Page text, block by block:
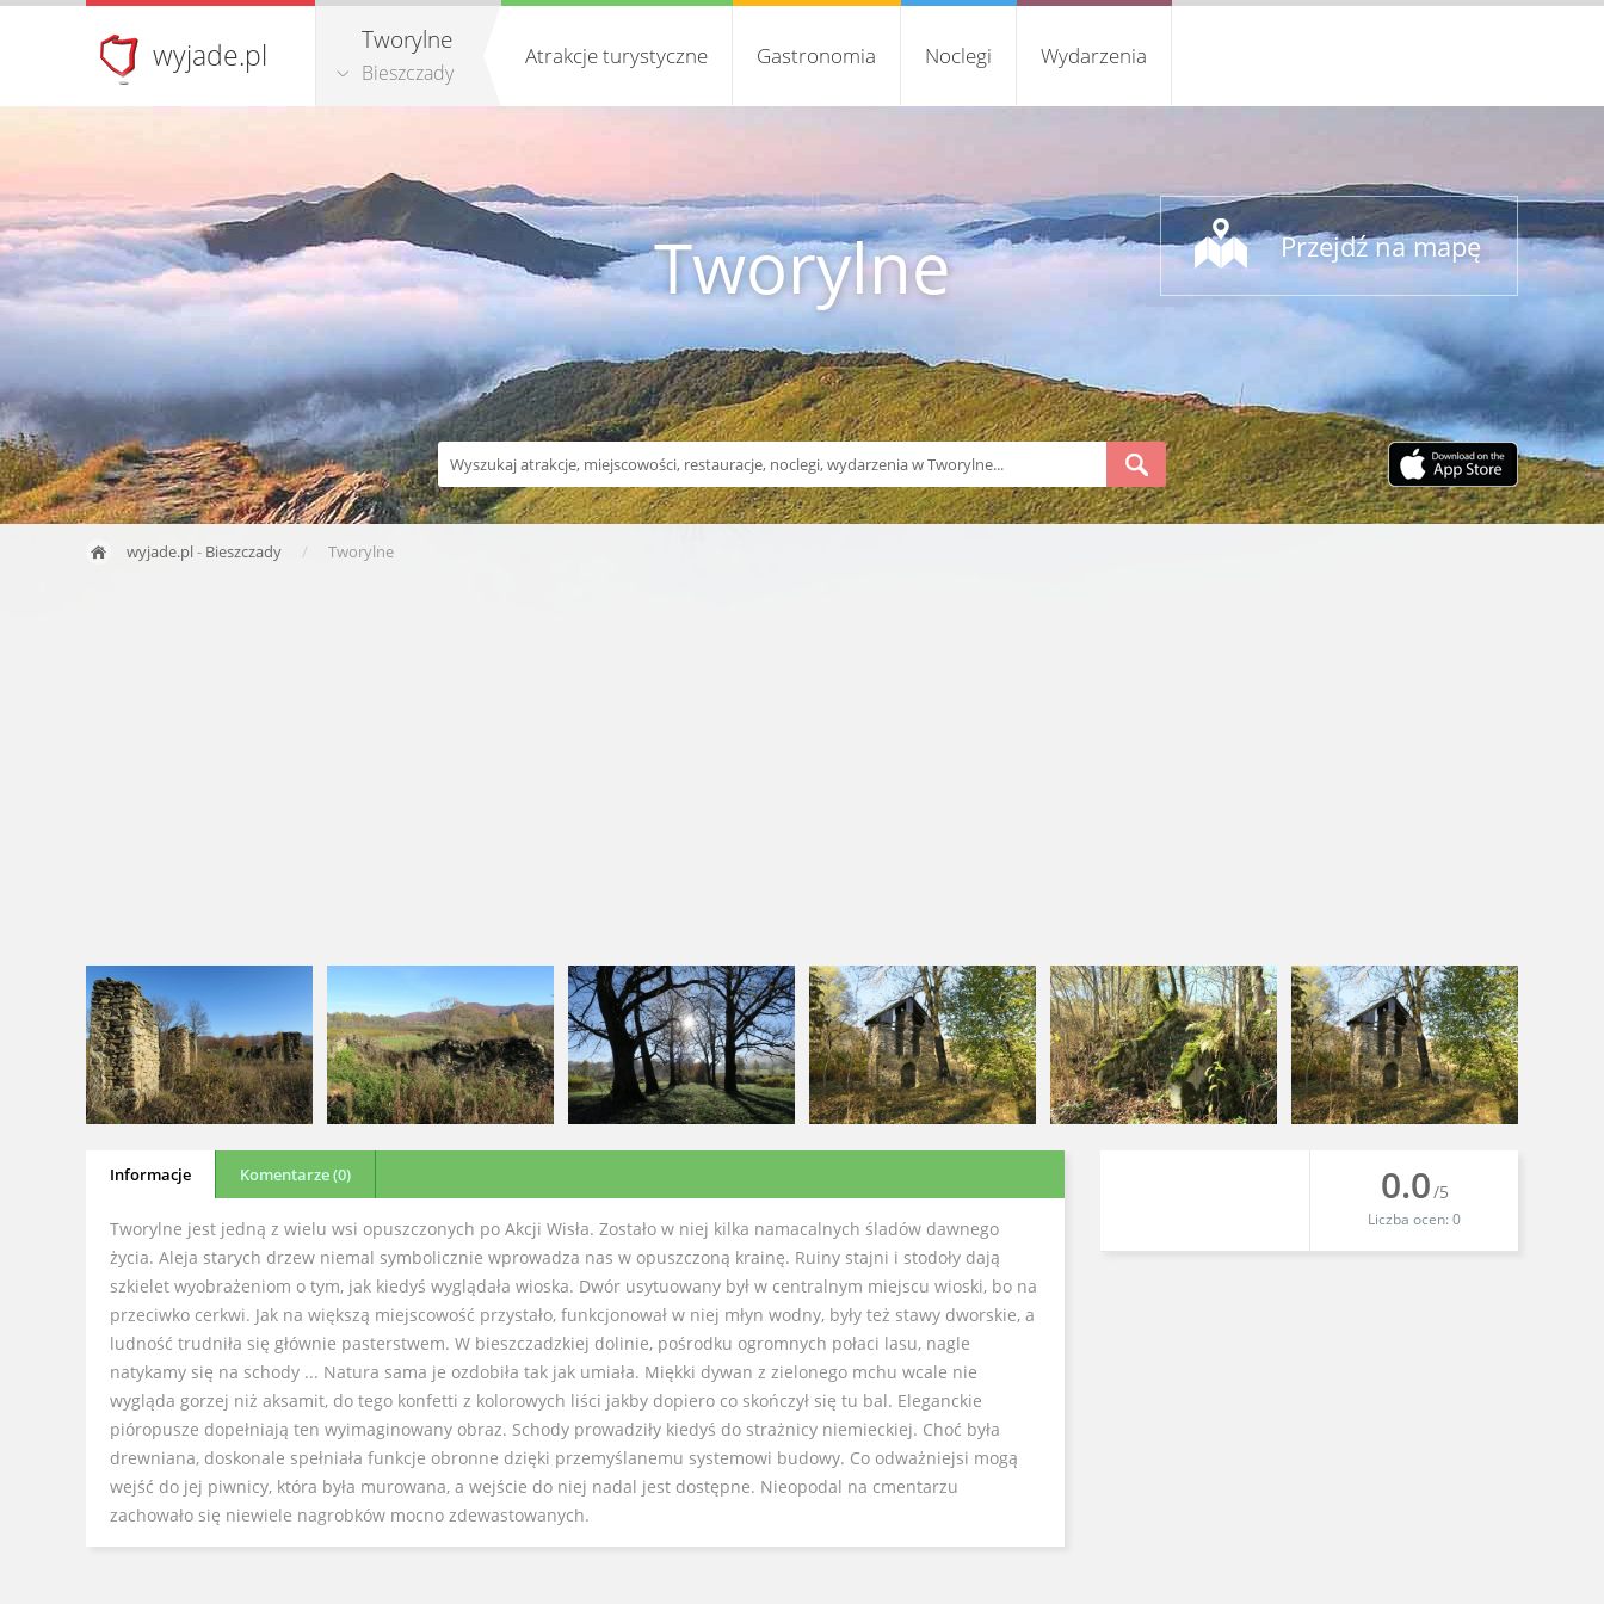
wyjade.pl Tworylne
Bieszczady
Atrakcje turystyczne Gastronomia Noclegi Wydarzenia
Tworylne Przejdź na mapę
wyjade.pl- Bieszczady Tworylne
Informacje Komentarze (0)
Tworylne jest jedną z wielu wsi opuszczonych po Akcji Wisła. Zostało w niej kilka namacalnych śladów dawnego
życia. Aleja starych drzew niemal symbolicznie wprowadza nas w opuszczoną krainę. Ruiny stajni i stodoły dają
szkielet wyobrażeniom o tym, jak kiedyś wyglądała wioska. Dwór usytuowany był w centralnym miejscu wioski, bo na
przeciwko cerkwi. Jak na większą miejscowość przystało, funkcjonował w niej młyn wodny, były też stawy dworskie, a
ludność trudniła się głównie pasterstwem. W bieszczadzkiej dolinie, pośrodku ogromnych połaci lasu, nagle
natykamy się na schody ... Natura sama je ozdobiła tak jak umiała. Miękki dywan z zielonego mchu wcale nie
wygląda gorzej niż aksamit, do tego konfetti z kolorowych liści jakby dopiero co skończył się tu bal. Eleganckie
pióropusze dopełniają ten wyimaginowany obraz. Schody prowadziły kiedyś do strażnicy niemieckiej. Choć była
drewniana, doskonale spełniała funkcje obronne dzięki przemyślanemu systemowi budowy. Co odważniejsi mogą
wejść do jej piwnicy, która była murowana, a wejście do niej nadal jest dostępne. Nieopodal na cmentarzu
zachowało się niewiele nagrobków mocno zdewastowanych.
0.0/5
Liczba ocen: 0